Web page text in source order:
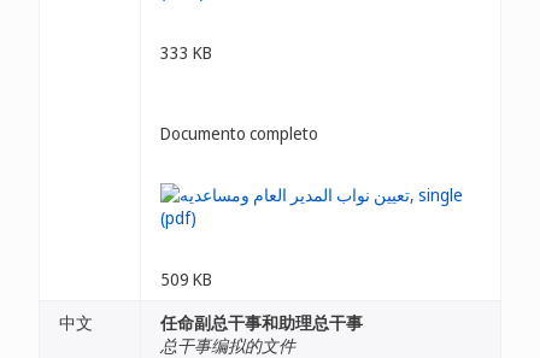
333 KB
Documento completo
509 KB
中文
任命副总干事和助理总干事
总干事编拟的文件